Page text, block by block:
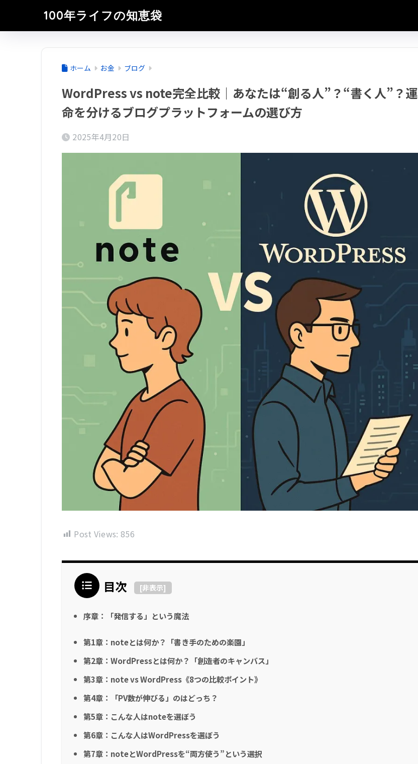
100年ライフの知恵袋
ホーム お金 ブログ
WordPress vs note完全比較｜あなたは“創る人”？“書く人”？運
命を分けるブログプラットフォームの選び方
2025年4月20日
Post Views: 856
目次 [非表示]
序章：「発信する」という魔法
第1章：noteとは何か？「書き手のための楽園」
第2章：WordPressとは何か？「創造者のキャンバス」
第3章：note vs WordPress《8つの比較ポイント》
第4章：「PV数が伸びる」のはどっち？
第5章：こんな人はnoteを選ぼう
第6章：こんな人はWordPressを選ぼう
第7章：noteとWordPressを“両方使う”という選択